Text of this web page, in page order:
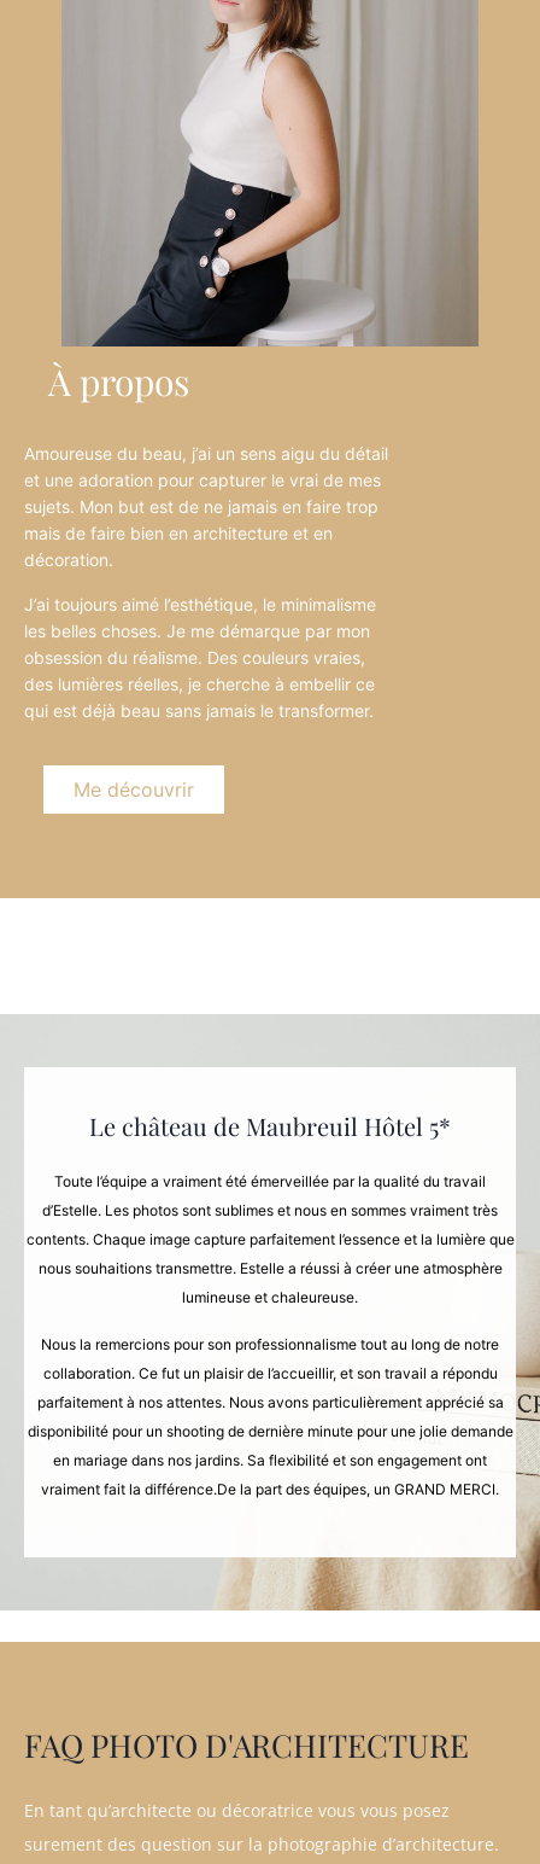
À propos
Amoureuse du beau, j’ai un sens aigu du détail
et une adoration pour capturer le vrai de mes
sujets. Mon but est de ne jamais en faire trop
mais de faire bien en architecture et en
décoration.
J’ai toujours aimé l’esthétique, le minimalisme
les belles choses. Je me démarque par mon
obsession du réalisme. Des couleurs vraies,
des lumières réelles, je cherche à embellir ce
qui est déjà beau sans jamais le transformer.
Me découvrir
Le château de Maubreuil Hôtel 5*
Toute l’équipe a vraiment été émerveillée par la qualité du travail
d’Estelle. Les photos sont sublimes et nous en sommes vraiment très
contents. Chaque image capture parfaitement l’essence et la lumière que
nous souhaitions transmettre. Estelle a réussi à créer une atmosphère
lumineuse et chaleureuse.
Nous la remercions pour son professionnalisme tout au long de notre
collaboration. Ce fut un plaisir de l’accueillir, et son travail a répondu
parfaitement à nos attentes. Nous avons particulièrement apprécié sa
disponibilité pour un shooting de dernière minute pour une jolie demande
en mariage dans nos jardins. Sa flexibilité et son engagement ont
vraiment fait la différence.De la part des équipes, un GRAND MERCI.
FAQ PHOTO D'ARCHITECTURE
En tant qu’architecte ou décoratrice vous vous posez
surement des question sur la photographie d’architecture.